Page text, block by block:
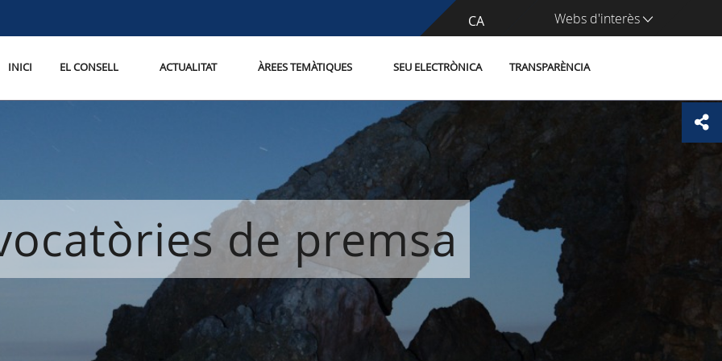
CA
ES Webs d'interès
INICI EL CONSELL ACTUALITAT ÀREES TEMÀTIQUES SEU ELECTRÒNICA TRANSPARÈNCIA
de premsa